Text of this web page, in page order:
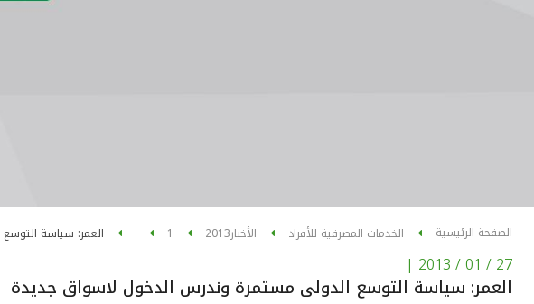
الصفحة الرئيسية الخدمات المصرفية للأفراد الأخبار2013
1 العمر: سياسة
27 / 01 / 2013
|
العمر: سياسة التوسع الدولى مستمرة وندرس الدخول لاسواق جديدة